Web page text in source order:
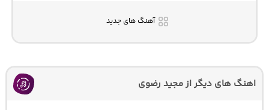
آهنگ های جدید
اهنگ های دیگر از مجید رضوی